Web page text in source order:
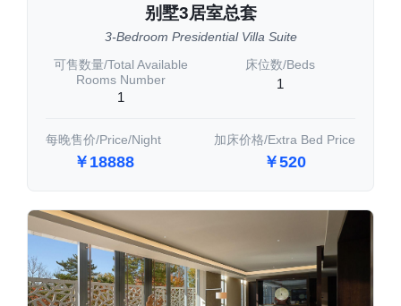
别墅3居室总套
3-Bedroom Presidential Villa Suite
可售数量/Total Available
Rooms Number
1
床位数/Beds
1
每晚售价/Price/Night
￥18888
加床价格/Extra Bed Price
￥520